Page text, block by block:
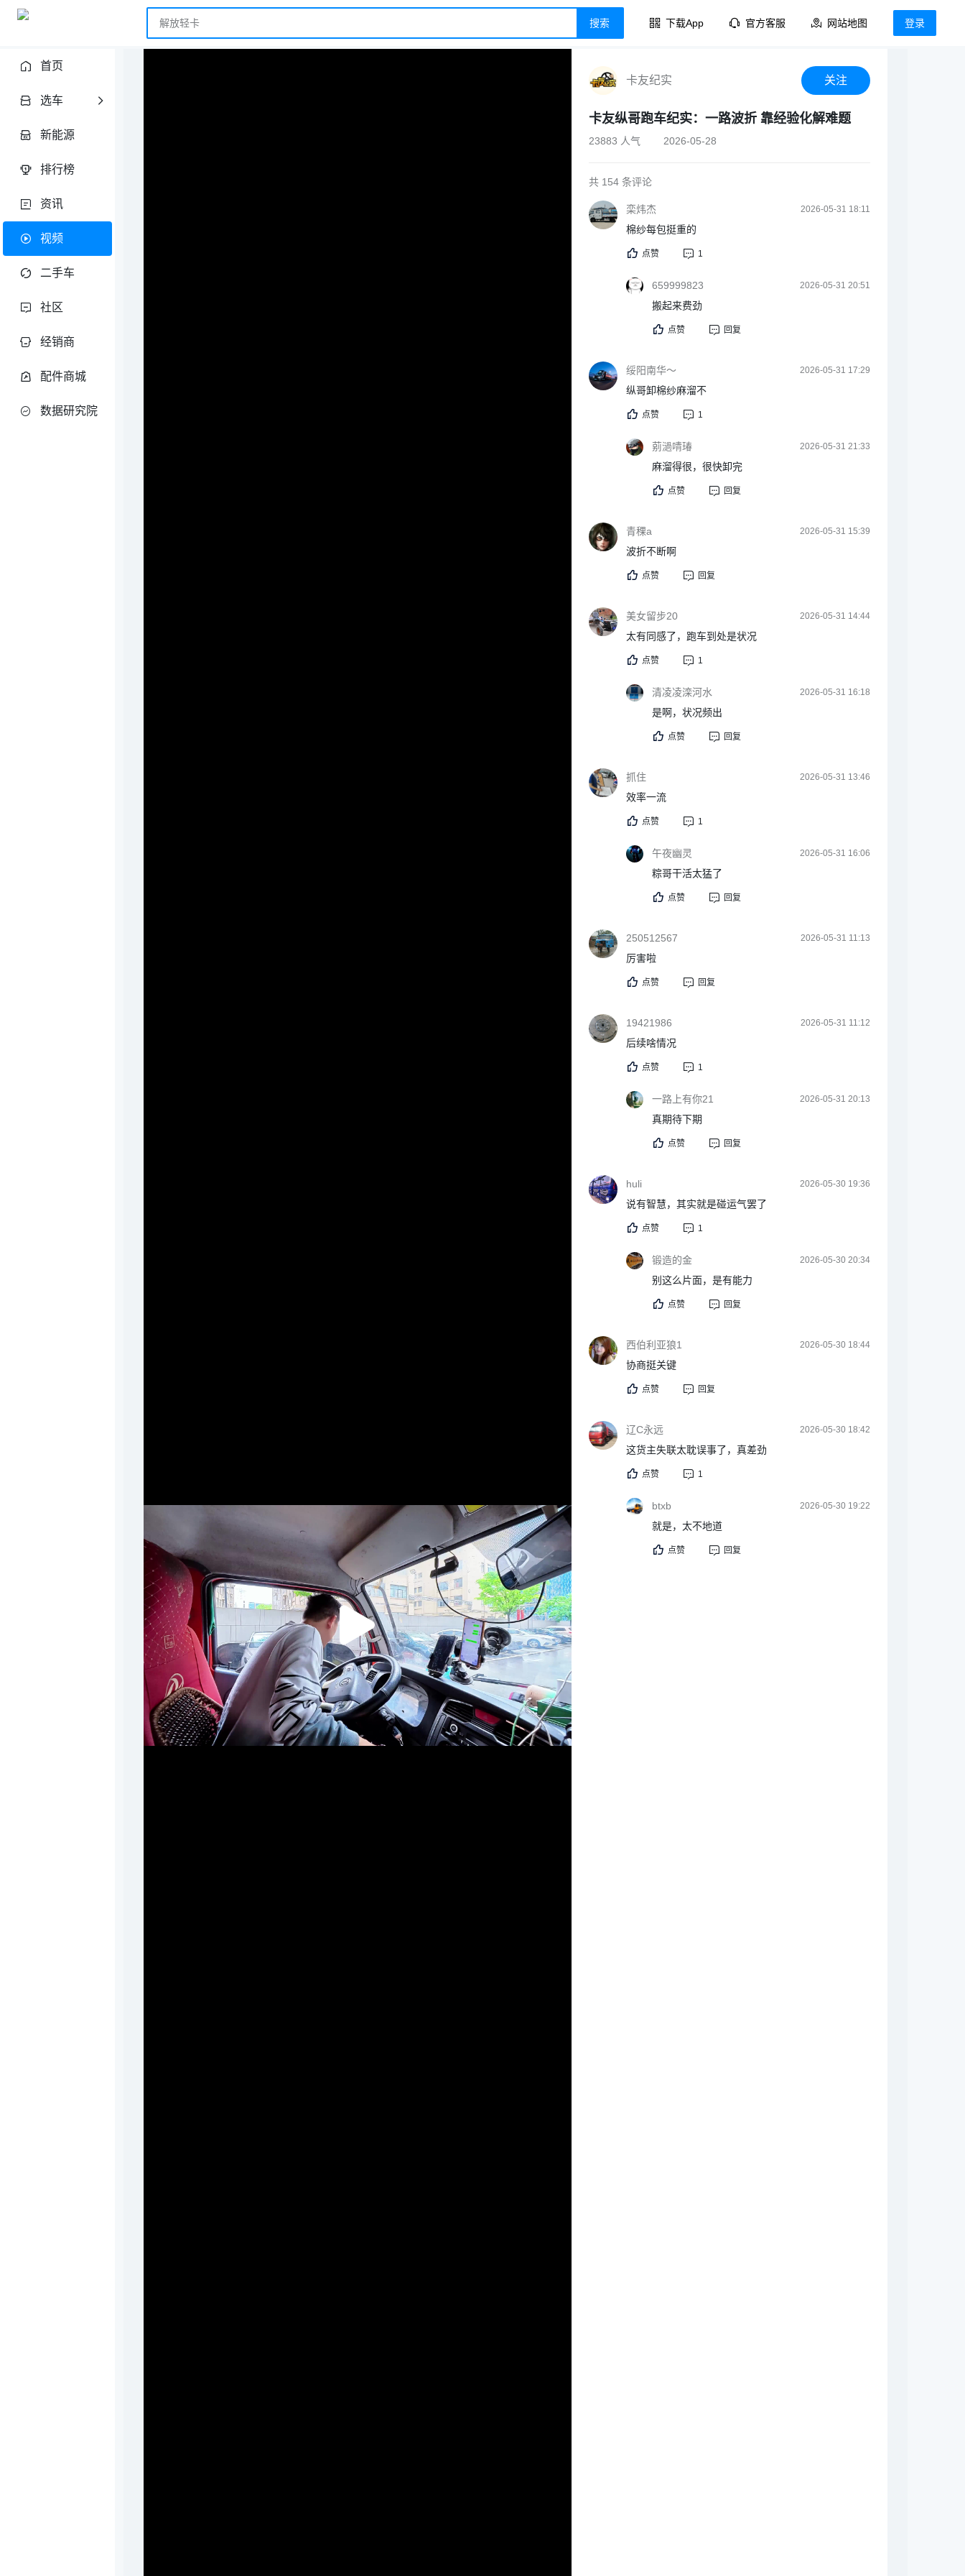
搜索 下载App 官方客服 网站地图 登录
首页
选车
新能源
排行榜
资讯
视频
二手车
社区
经销商
配件商城
数据研究院
卡友纪实 关注
卡友纵哥跑车纪实：一路波折 靠经验化解难题
23883 人气 2026-05-28
共 154 条评论
栾炜杰 2026-05-31 18:11
棉纱每包挺重的
点赞 1
659999823 2026-05-31 20:51
搬起来费劲
点赞 回复
绥阳南华～ 2026-05-31 17:29
纵哥卸棉纱麻溜不
点赞 1
莂濄啨瑃 2026-05-31 21:33
麻溜得很，很快卸完
点赞 回复
青稞a 2026-05-31 15:39
波折不断啊
点赞 回复
美女留步20 2026-05-31 14:44
太有同感了，跑车到处是状况
点赞 1
清凌凌滦河水 2026-05-31 16:18
是啊，状况频出
点赞 回复
抓住 2026-05-31 13:46
效率一流
点赞 1
午夜幽灵 2026-05-31 16:06
粽哥干活太猛了
点赞 回复
250512567 2026-05-31 11:13
厉害啦
点赞 回复
19421986 2026-05-31 11:12
后续啥情况
点赞 1
一路上有你21 2026-05-31 20:13
真期待下期
点赞 回复
huli 2026-05-30 19:36
说有智慧，其实就是碰运气罢了
点赞 1
锻造的金 2026-05-30 20:34
别这么片面，是有能力
点赞 回复
西伯利亚狼1 2026-05-30 18:44
协商挺关键
点赞 回复
辽C永远 2026-05-30 18:42
这货主失联太耽误事了，真差劲
点赞 1
btxb 2026-05-30 19:22
就是，太不地道
点赞 回复